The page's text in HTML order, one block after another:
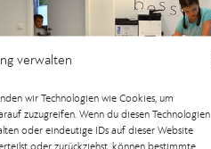
verwalten
wir Technologien wie Cookies, um
zuzugreifen. Wenn du diesen Technologien
oder eindeutige IDs auf dieser Website
oder zurückziehst, können bestimmte